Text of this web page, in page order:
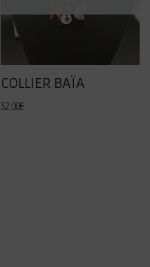
COLLIER BAÏA
32,00€